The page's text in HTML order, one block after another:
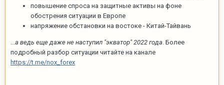
повышение спроса на защитные активы на фоне
обострения ситуации в Европе
напряжение обстановки на востоке - Китай-Тайвань
а ведь еще даже не наступил "экватор" 2022 года . Более
подробный разбор ситуации читайте на канале
https://t.me/nox_forex